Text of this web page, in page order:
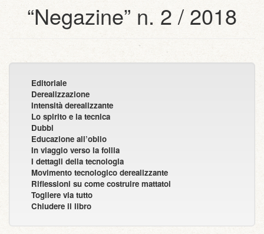
“Negazine” n. 2 / 2018
Editoriale
Derealizzazione
Intensità derealizzante
Lo spirito e la tecnica
Dubbi
Educazione all’oblio
In viaggio verso la follia
I dettagli della tecnologia
Movimento tecnologico derealizzante
Riflessioni su come costruire mattatoi
Togliere via tutto
Chiudere il libro